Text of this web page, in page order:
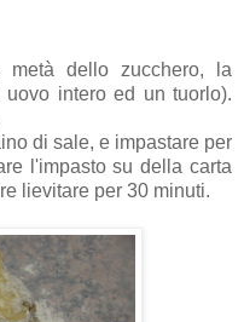
dello zucchero, la
intero ed un tuorlo).
di sale, e impastare per
l'impasto su della carta
lievitare per 30 minuti.